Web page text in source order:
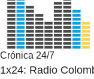
Crónica 24/7
1x24: Radio